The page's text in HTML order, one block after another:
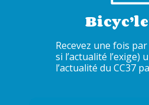
Recevez une fois
si l’actualité l’exige)
l’actualité du CC37